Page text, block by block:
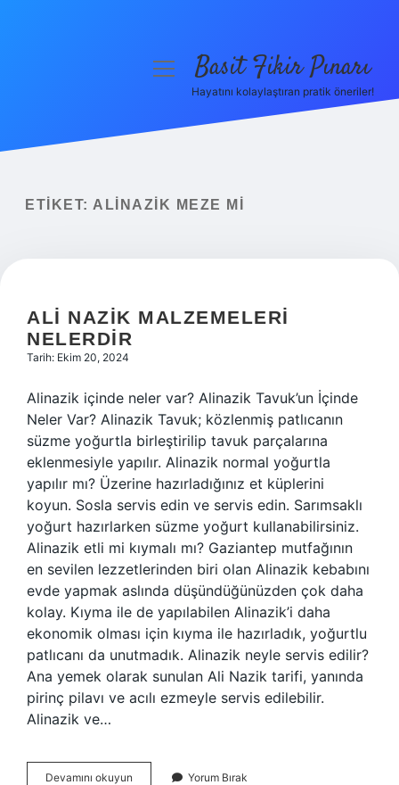
Yasal Uyarı
menüyüBasit Fikir Pınarı
Hayatını kolaylaştıran pratik öneriler!
ETIKET: ALINAZIK MEZE MI
ALI NAZIK MALZEMELERI
NELERDIR
Tarih: Ekim 20, 2024
Alinazik içinde neler var? Alinazik Tavuk’un İçinde
Neler Var? Alinazik Tavuk; közlenmiş patlıcanın
süzme yoğurtla birleştirilip tavuk parçalarına
eklenmesiyle yapılır. Alinazik normal yoğurtla
yapılır mı? Üzerine hazırladığınız et küplerini
koyun. Sosla servis edin ve servis edin. Sarımsaklı
yoğurt hazırlarken süzme yoğurt kullanabilirsiniz.
Alinazik etli mi kıymalı mı? Gaziantep mutfağının
en sevilen lezzetlerinden biri olan Alinazik kebabını
evde yapmak aslında düşündüğünüzden çok daha
kolay. Kıyma ile de yapılabilen Alinazik’i daha
ekonomik olması için kıyma ile hazırladık, yoğurtlu
patlıcanı da unutmadık. Alinazik neyle servis edilir?
Ana yemek olarak sunulan Ali Nazik tarifi, yanında
pirinç pilavı ve acılı ezmeyle servis edilebilir.
Alinazik ve…
Devamını okuyun Yorum Bırak